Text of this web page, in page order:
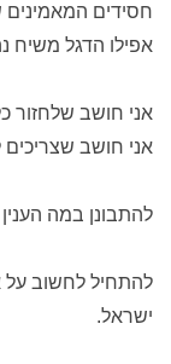
חסידים המאמינים
אפילו הדגל משיח
אני חושב שלחזור
אני חושב
להתבונן במה
להתחיל לחשוב
ישראל.